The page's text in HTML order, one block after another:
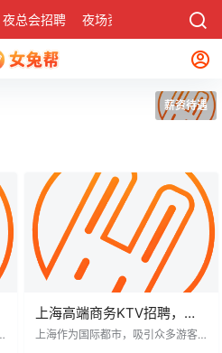
夜总会招聘 夜场资讯 社区
薪资待遇
上海高端商务KTV招聘，寻
觅热爱音乐、充满激情的你​
上海作为国际都市，吸引众多游客